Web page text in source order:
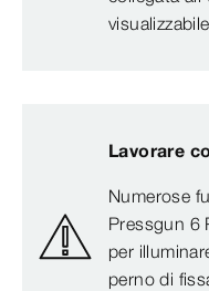
Lavorare
Numerose
Pressgun 6
per
perno di